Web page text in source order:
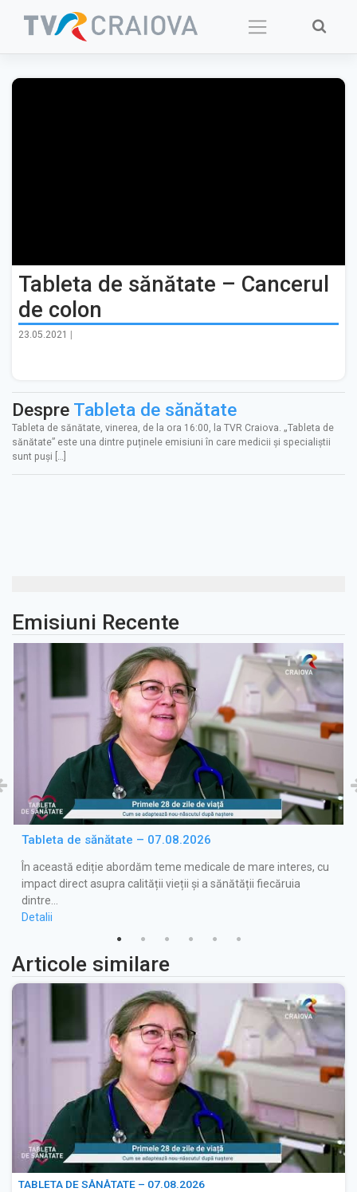
Tableta de sănătate – Cancerul
de colon
23.05.2021
Despre Tableta de sănătate
Tableta de sănătate, vinerea, de la ora 16:00, la TVR Craiova. „Tableta de
sănătate” este una dintre puținele emisiuni în care medicii și specialiștii
sunt puși […]
Emisiuni Recente
Tableta de sănătate – 07.08.2026
În această ediție abordăm teme medicale de mare interes, cu
impact direct asupra calității vieții și a sănătății fiecăruia
dintre…
Detalii
Articole similare
TABLETA DE SĂNĂTATE – 07.08.2026